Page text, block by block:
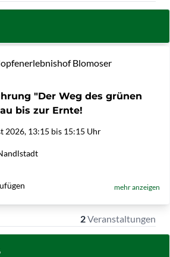
Blomoser
"Der Weg des grünen
bis zur Ernte!
2026, 13:15 bis 15:15 Uhr
mehr anzeigen
2Veranstaltungen